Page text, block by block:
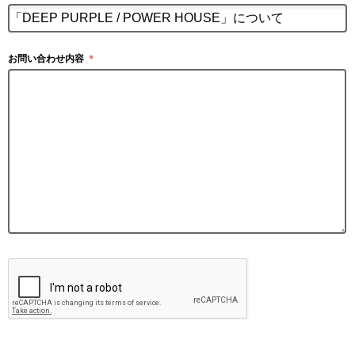
お問い合わせ内容 ＊